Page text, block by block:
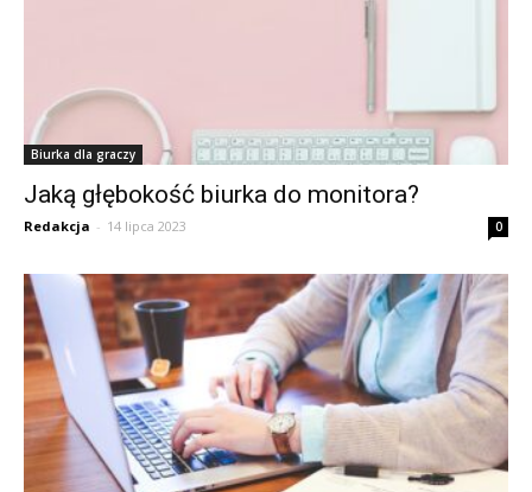
Biurka dla graczy
Jaką głębokość biurka do monitora?
Redakcja - 14 lipca 2023 0